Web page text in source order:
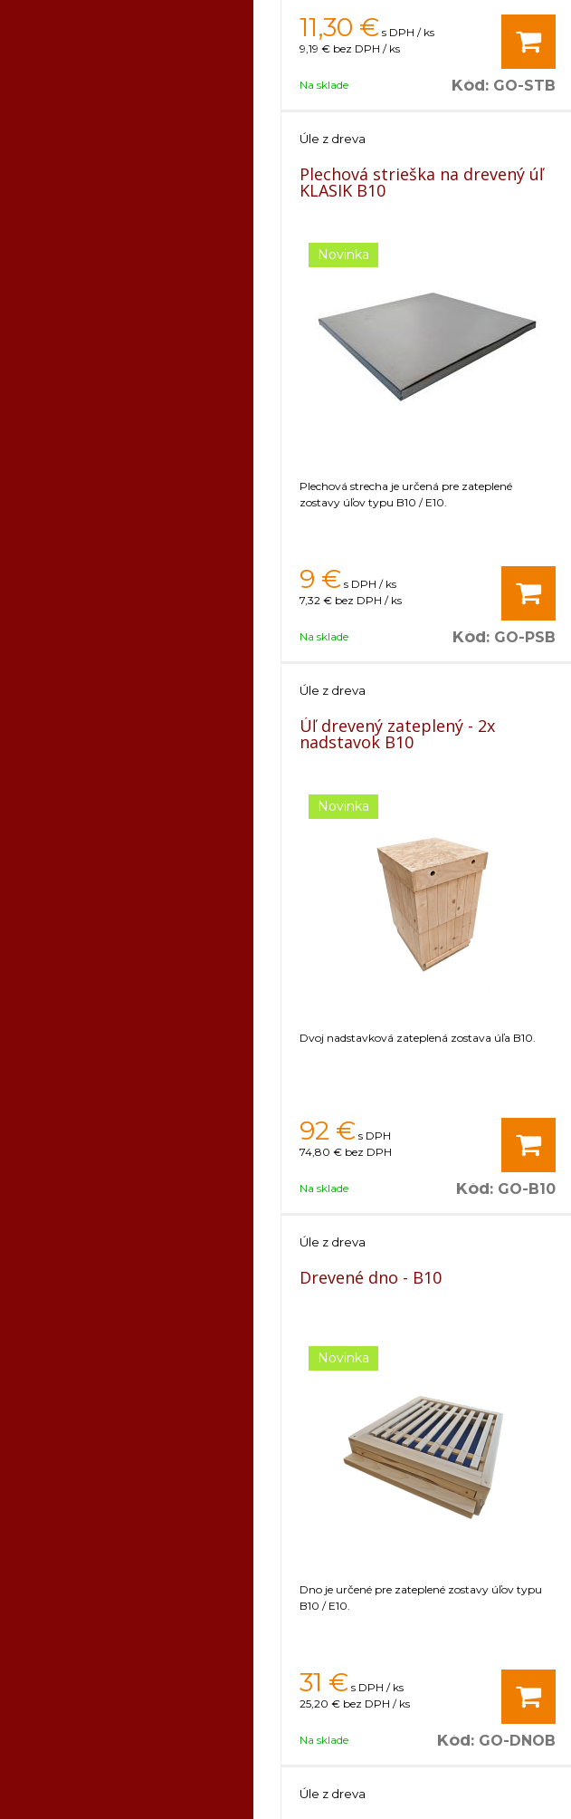
11,30 € s DPH / ks
9,19 € bez DPH / ks
Na sklade Kód: GO-STB
Úle z dreva
Plechová strieška na drevený úľ
KLASIK B10
Novinka
Plechová strecha je určená pre zateplené
zostavy úľov typu B10 / E10.
9 € s DPH / ks
7,32 € bez DPH / ks
Na sklade Kód: GO-PSB
Úle z dreva
Úľ drevený zateplený - 2x
nadstavok B10
Novinka
Dvoj nadstavková zateplená zostava úľa B10.
92 € s DPH
74,80 € bez DPH
Na sklade Kód: GO-B10
Úle z dreva
Drevené dno - B10
Novinka
Dno je určené pre zateplené zostavy úľov typu
B10 / E10.
31 € s DPH / ks
25,20 € bez DPH / ks
Na sklade Kód: GO-DNOB
Úle z dreva